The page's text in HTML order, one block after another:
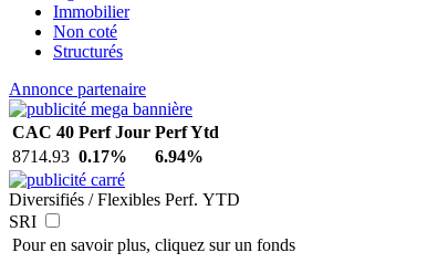
Immobilier
Non coté
Structurés
Annonce partenaire
CAC 40 Perf Jour Perf Ytd
8714.93 0.17% 6.94%
Diversifiés / Flexibles Perf. YTD
SRI
Pour en savoir plus, cliquez sur un fonds